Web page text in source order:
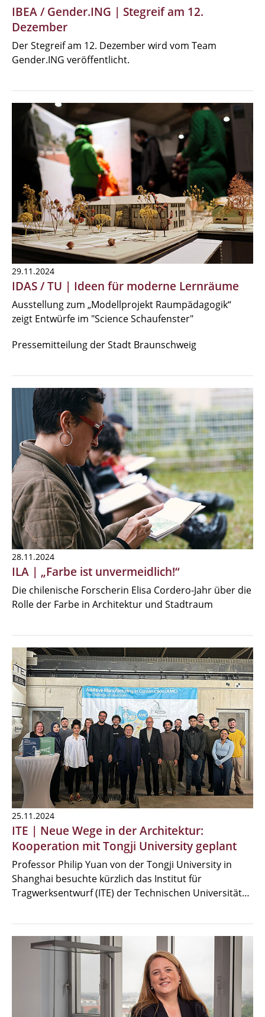
IBEA / Gender.ING | Stegreif am 12.
Dezember
Der Stegreif am 12. Dezember wird vom Team
Gender.ING veröffentlicht.
29.11.2024
IDAS / TU | Ideen für moderne Lernräume
Ausstellung zum „Modellprojekt Raumpädagogik“
zeigt Entwürfe im "Science Schaufenster"
Pressemitteilung der Stadt Braunschweig
28.11.2024
ILA | „Farbe ist unvermeidlich!“
Die chilenische Forscherin Elisa Cordero-Jahr über die
Rolle der Farbe in Architektur und Stadtraum
25.11.2024
ITE | Neue Wege in der Architektur:
Kooperation mit Tongji University geplant
Professor Philip Yuan von der Tongji University in
Shanghai besuchte kürzlich das Institut für
Tragwerksentwurf (ITE) der Technischen Universität…